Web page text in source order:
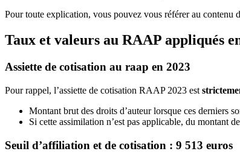
Pour toute explication, vous pouvez vous référer au contenu
Taux et valeurs au RAAP appliqués
Assiette de cotisation au raap en 2023
Pour rappel, l’assiette de cotisation RAAP 2023 est
Montant brut des droits d’auteur lorsque ces derniers
Si cette assimilation n’est pas applicable, du montant
Seuil d’affiliation et de cotisation : 9 513 euros